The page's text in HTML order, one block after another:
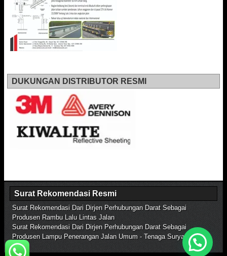
DUKUNGAN DISTRIBUTOR RESMI
Surat Rekomendasi Resmi
Surat Rekomendasi Dari Dirjen Perhubungan Darat Sebagai
Produsen Rambu Lalu Lintas Jalan
Surat Rekomendasi Dari Dirjen Perhubungan Darat Sebagai
Produsen Lampu Penerangan Jalan Umum - Tenaga Surya